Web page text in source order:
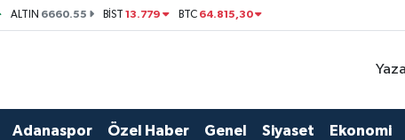
ALTIN 6660.55 BİST13.779 BTC 64.815,30
Adanaspor Özel Haber Genel Siyaset Ekonomi